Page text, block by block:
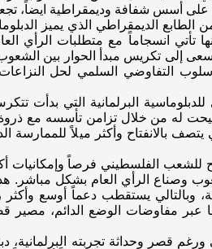
أسس شفافة وديمقراطية ايضاً،
الديمقراطي الذي يميز
تأتي انسجاماً مع متطلبات الرأي
إلى تكريس مبدأ الحوار بين
التفاوضي السلمي لحل
البرلمانية التي بدأت
له من خلال تزامن تأسسه مع ذروة
يتصف بالانفتاح وأكثر ميلاً
للشعب الفلسطيني فرصاً وإمكانيات
وصناع الرأي العام بشكل مباشر.
وبالتالي يستقطب دعماً أوسع
مفاوضات الوضع الدائم، مصير
قصر وحداثة تجربته البرلمانية،